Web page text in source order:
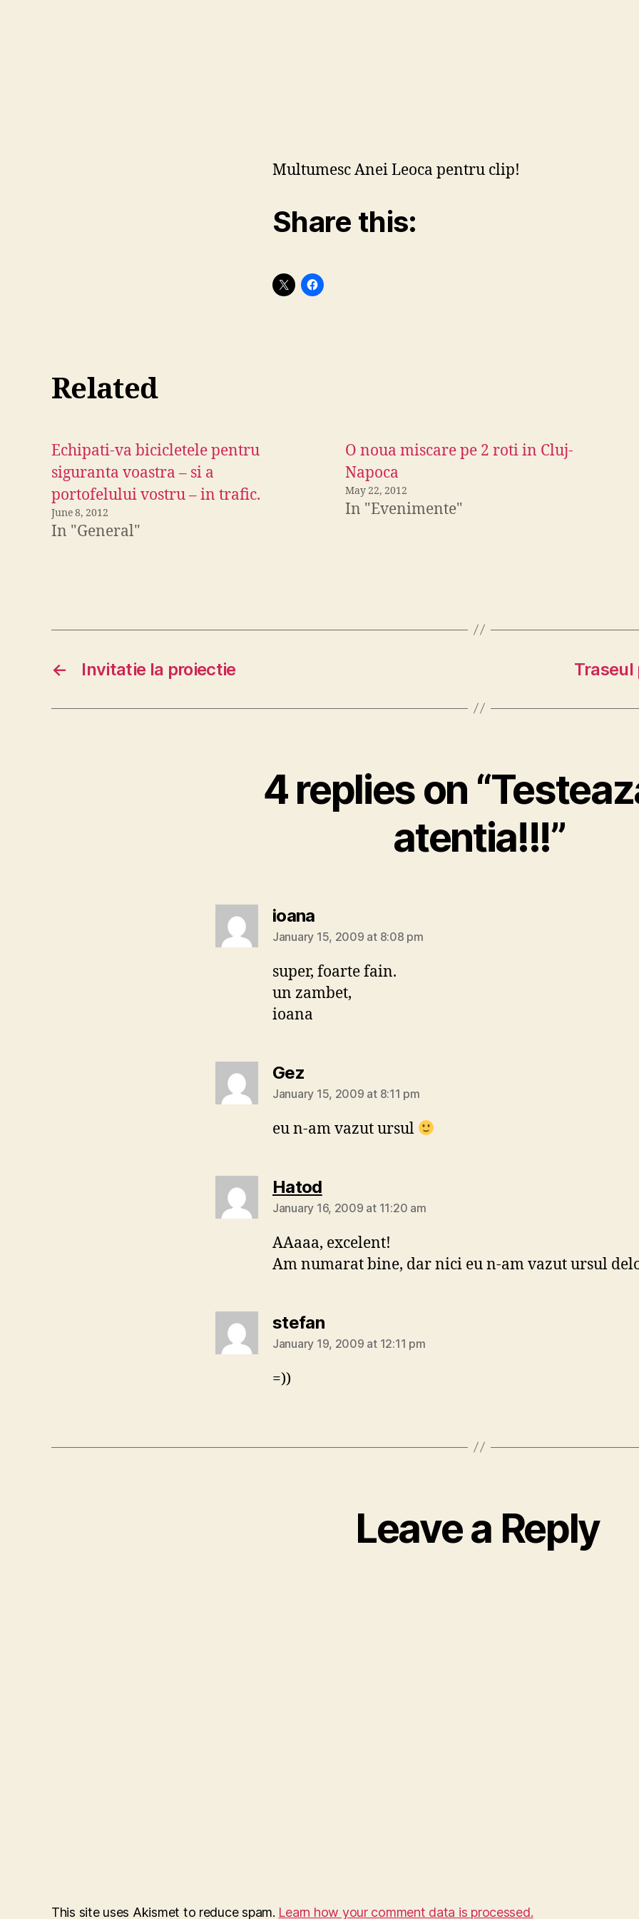
Multumesc Anei Leoca pentru clip!
Share this:
Related
Echipati-va bicicletele pentru
siguranta voastra – si a
portofelului vostru – in trafic.
June 8, 2012
In "General"
O noua miscare pe 2 roti in Cluj-
Napoca
May 22, 2012
In "Evenimente"
← Invitatie la proiectie Traseul
4 replies on
atentia!!!”
ioanasays:
January 15, 2009 at 8:08 pm
super, foarte fain.
un zambet,
ioana
Gez
January 15, 2009 at 8:11 pm
eu n-am vazut ursul
Hatodsays:
January 16, 2009 at 11:20 am
AAaaa, excelent!
Am numarat bine, dar nici eu n-am vazut ursul
stefansays:
January 19, 2009 at 12:11 pm
=))
Leave a Reply
This site uses Akismet to reduce spam. Learn how your comment data is processed.